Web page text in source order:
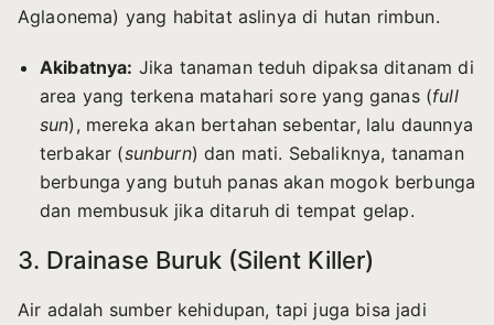
Aglaonema) yang habitat aslinya di hutan rimbun.
Akibatnya: Jika tanaman teduh dipaksa ditanam di
area yang terkena matahari sore yang ganas (full
sun), mereka akan bertahan sebentar, lalu daunnya
terbakar (sunburn) dan mati. Sebaliknya, tanaman
berbunga yang butuh panas akan mogok berbunga
dan membusuk jika ditaruh di tempat gelap.
3. Drainase Buruk (Silent Killer)
Air adalah sumber kehidupan, tapi juga bisa jadi